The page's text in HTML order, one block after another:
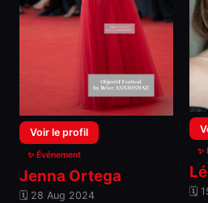
Voir le profil
✨ Événement
Jenna Ortega
🗓 28 Aug 2024
✨
🗓